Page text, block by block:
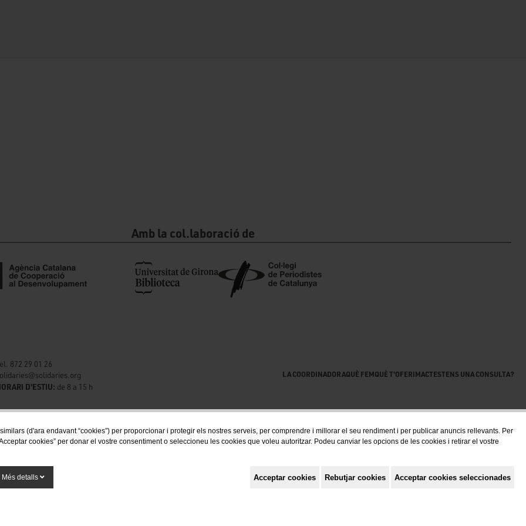
(d'ara endavant “cookies”) per proporcionar i protegir els nostres serveis, per comprendre i millorar el seu rendiment i per publicar anuncis rellevants. Per
cookies” per donar el vostre consentiment o seleccioneu les cookies que voleu autoritzar. Podeu canviar les opcions de les cookies i retirar el vostre
Més detalls Acceptar cookies Rebutjar cookies Acceptar cookies seleccionades
Amb la col.laboració de
872 29 01 26
D'ESTIU: de 8 a 15 h
LA COORDINADORAQUÈ FEMQUÈ T'OFERIMACTESTENS UNA CONSULTA?
Segueix-nos a les xarxes socials